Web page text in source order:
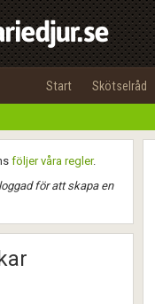
Start Skötselråd
följer våra regler.
för att skapa en